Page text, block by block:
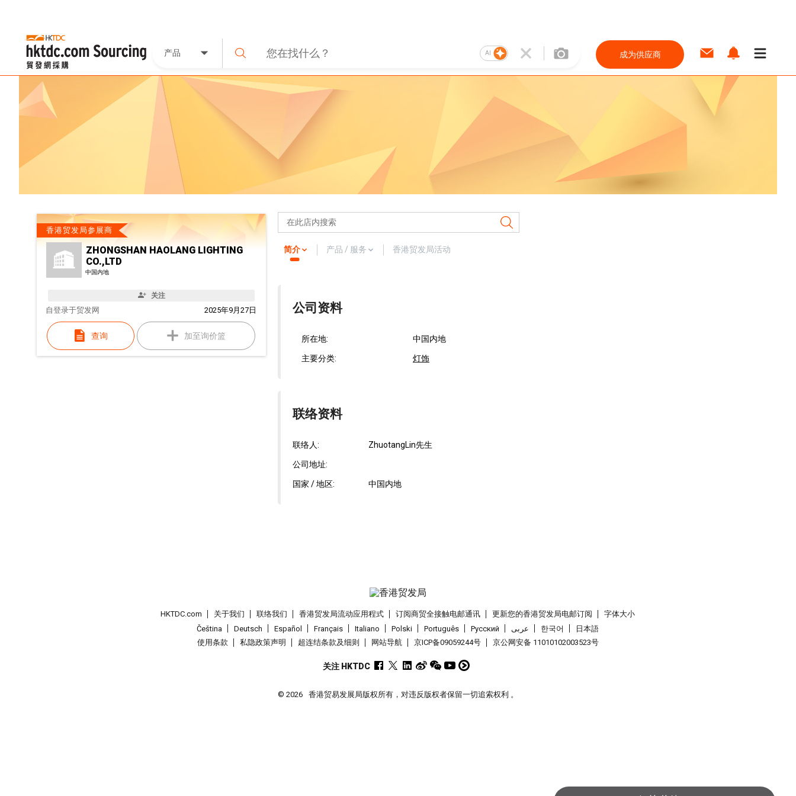
产品 AI 成为供应商
香港贸发局参展商
ZHONGSHAN HAOLANG LIGHTING
CO.,LTD
中国内地
关注
自 2025年9月27日
登录于贸发网
查询 加至询价篮
简介 产品 / 服务 香港贸发局活动
公司资料
所在地: 中国内地
主要分类: 灯饰
联络资料
联络人: ZhuotangLin先生
公司地址:
国家 / 地区: 中国内地
HKTDC.com 关于我们 联络我们 香港贸发局流动应用程式 订阅商贸全接触电邮通讯 更新您的香港贸发局电邮订阅
字体大小
Čeština
Deutsch Español Français Italiano Polski Português Pусский عربى 한국어
日本語
使用条款
私隐政策声明 超连结条款及细则 网站导航 京ICP备09059244号 京公网安备 11010102003523号
关注 HKTDC
© 2026 香港贸易发展局版权所有，对违反版权者保留一切追索权利 。